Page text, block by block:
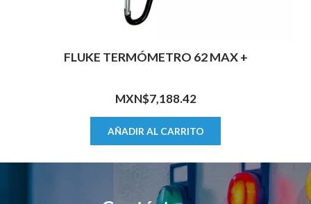
FLUKE TERMÓMETRO 62 MAX +
MXN$7,188.42
AÑADIR AL CARRITO